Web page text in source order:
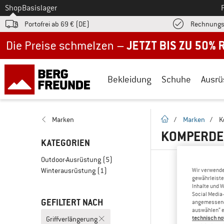
Zum
ShopBasislager
Portofrei ab 69 € (DE)
Bekleidung Schuhe
Marken
KATEGORIEN
Outdoor-Ausrüstung (5)
Winterausrüstung (1)
GEFILTERT NACH
Griffverlängerung
Startseite
/ Marken /
Wir
Inhalte und
Social
auswählen“
technisch